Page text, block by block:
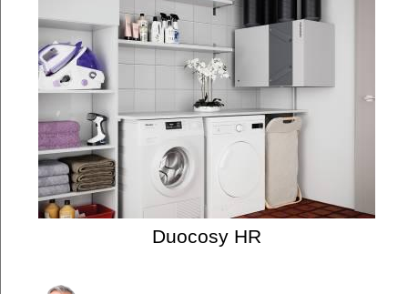
Duocosy HR